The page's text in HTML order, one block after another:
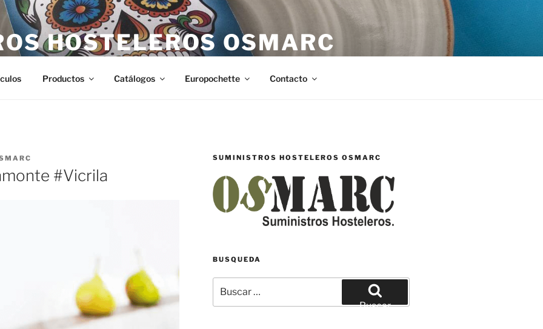
HOSTELEROS OSMARC
Productos Catálogos Europochette Contacto
#Vicrila
SUMINISTROS HOSTELEROS OSMARC
BUSQUEDA
por:
Buscar